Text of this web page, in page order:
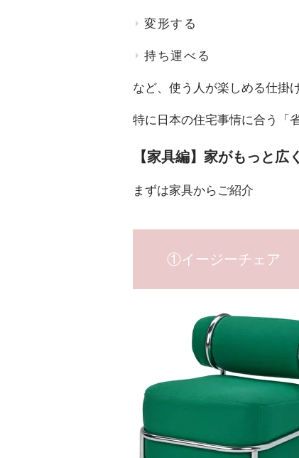
変形する
持ち運べる
など、使う人が楽しめる仕掛
特に日本の住宅事情に合う「
【家具編】家がもっと広
まずは家具からご紹介
①イージーチェア